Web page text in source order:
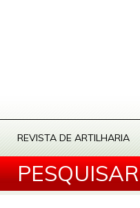
REVISTA DE ARTILHARIA
PESQUISAR